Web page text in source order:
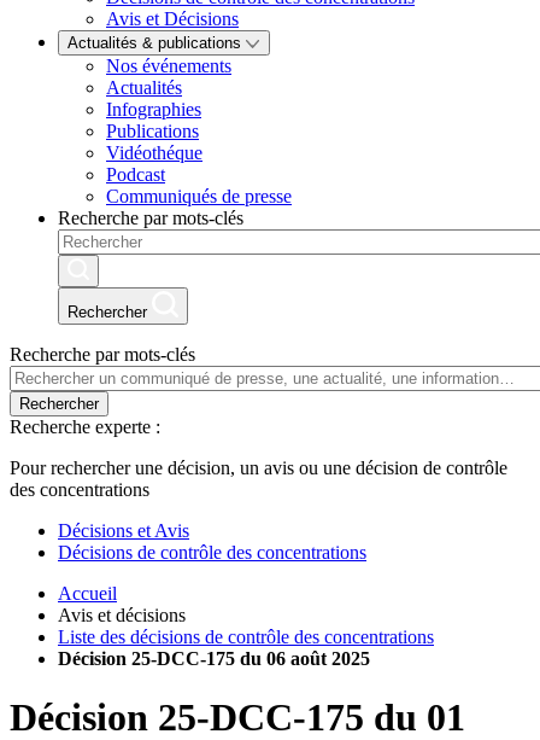
Avis et Décisions
Actualités & publications
Nos événements
Actualités
Infographies
Publications
Vidéothéque
Podcast
Communiqués de presse
Recherche par mots-clés
Rechercher
Recherche par mots-clés
Rechercher
Recherche experte :
Pour rechercher une décision, un avis ou une décision de contrôle
des concentrations
Décisions et Avis
Décisions de contrôle des concentrations
Accueil
Avis et décisions
Liste des décisions de contrôle des concentrations
Décision 25-DCC-175 du 06 août 2025
Décision 25-DCC-175 du 01